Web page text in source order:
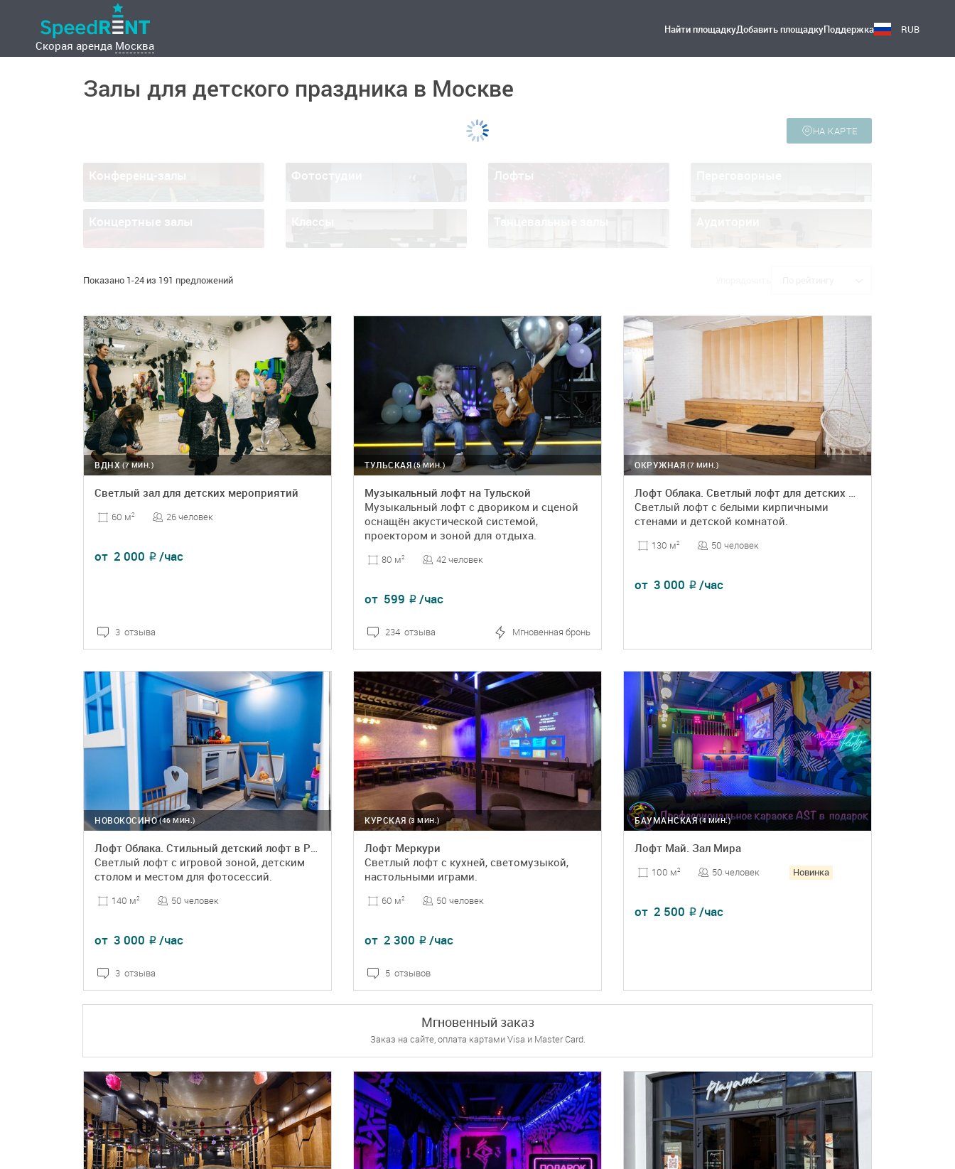
Скорая аренда Москва
Найти площадкуДобавить площадкуПоддержка RUB
Залы для детского праздника в Москве
НА КАРТЕ
Конференц-залы Фотостудии Лофты
Концертные залы Классы Танцевальные залы
Показано 1-24 из 191 предложений
(7 МИН.)
ВДНХ
Светлый зал для детских мероприятий
60 м2 26 человек
от 2 000 ₽ /час
3 отзыва
(5 МИН.)
ТУЛЬСКАЯ
Музыкальный лофт на Тульской
Музыкальный лофт с двориком и сценой
оснащён акустической системой,
проектором и зоной для отдыха.
80 м2 42 человек
от 599 ₽ /час
234 отзыва Мгновенная бронь
(7 МИН.)
ОКРУЖНАЯ
Лофт Облака. Светлый лофт для детских праздников
Светлый лофт с белыми кирпичными
стенами и детской комнатой.
130 м2 50 человек
от 3 000 ₽ /час
(46 МИН.)
НОВОКОСИНО
Лофт Облака. Стильный детский лофт в Реутов
Светлый лофт с игровой зоной, детским
столом и местом для фотосессий.
140 м2 50 человек
от 3 000 ₽ /час
3 отзыва
ПОДРОБНЕЕ БРОНЬ
(3 МИН.)
КУРСКАЯ
Лофт Меркури
Светлый лофт с кухней, светомузыкой,
настольными играми.
60 м2 50 человек
от 2 300 ₽ /час
5 отзывов
ПОДРОБНЕЕ БРОНЬ
(4 МИН.)
БАУМАНСКАЯ
Лофт Май. Зал Мира
100 м2 50 человек Новинка
от 2 500 ₽ /час
ПОДРОБНЕЕ БРОНЬ
Мгновенный заказ
Заказ на сайте, оплата картами Visa и Master Card.